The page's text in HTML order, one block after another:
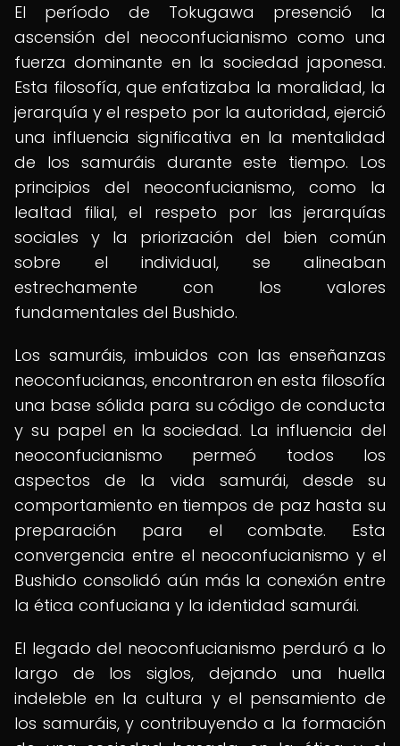
El período de Tokugawa presenció la
ascensión del neoconfucianismo como una
fuerza dominante en la sociedad japonesa.
Esta filosofía, que enfatizaba la moralidad, la
jerarquía y el respeto por la autoridad, ejerció
una influencia significativa en la mentalidad
de los samuráis durante este tiempo. Los
principios del neoconfucianismo, como la
lealtad filial, el respeto por las jerarquías
sociales y la priorización del bien común
sobre el individual, se alineaban
estrechamente con los valores
fundamentales del Bushido.
Los samuráis, imbuidos con las enseñanzas
neoconfucianas, encontraron en esta filosofía
una base sólida para su código de conducta
y su papel en la sociedad. La influencia del
neoconfucianismo permeó todos los
aspectos de la vida samurái, desde su
comportamiento en tiempos de paz hasta su
preparación para el combate. Esta
convergencia entre el neoconfucianismo y el
Bushido consolidó aún más la conexión entre
la ética confuciana y la identidad samurái.
El legado del neoconfucianismo perduró a lo
largo de los siglos, dejando una huella
indeleble en la cultura y el pensamiento de
los samuráis, y contribuyendo a la formación